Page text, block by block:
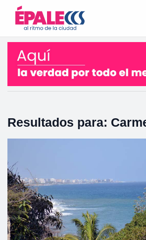
Resultados para: